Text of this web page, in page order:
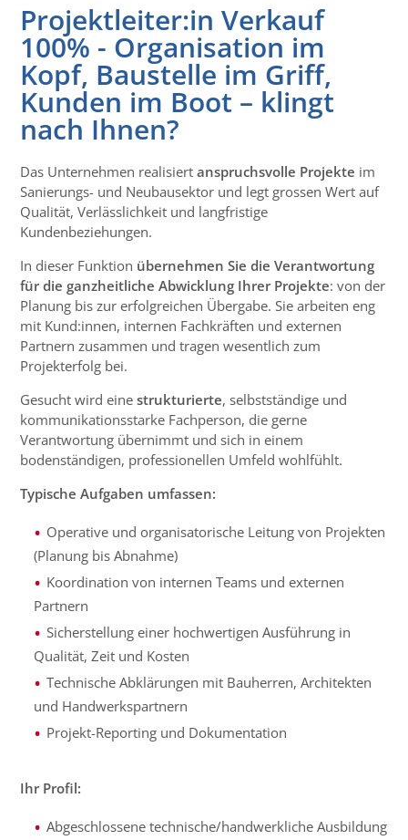
Projektleiter:in Verkauf
100% - Organisation im
Kopf, Baustelle im Griff,
Kunden im Boot – klingt
nach Ihnen?
Das Unternehmen realisiertanspruchsvolle Projekte im
Sanierungs- und Neubausektor und legt grossen Wert auf
Qualität, Verlässlichkeit und langfristige
Kundenbeziehungen.
In dieser Funktion übernehmen Sie die Verantwortung
für die ganzheitliche Abwicklung Ihrer Projekte: von der
Planung bis zur erfolgreichen Übergabe. Sie arbeiten eng
mit Kund:innen, internen Fachkräften und externen
Partnern zusammen und tragen wesentlich zum
Projekterfolg bei.
Gesucht wird einestrukturierte, selbstständige und
kommunikationsstarke Fachperson, die gerne
Verantwortung übernimmt und sich in einem
bodenständigen, professionellen Umfeld wohlfühlt.
Typische Aufgaben umfassen:
Operative und organisatorische Leitung von Projekten
(Planung bis Abnahme)
Koordination von internen Teams und externen
Partnern
Sicherstellung einer hochwertigen Ausführung in
Qualität, Zeit und Kosten
Technische Abklärungen mit Bauherren, Architekten
und Handwerkspartnern
Projekt-Reporting und Dokumentation
Ihr Profil:
Abgeschlossene technische/handwerkliche Ausbildung